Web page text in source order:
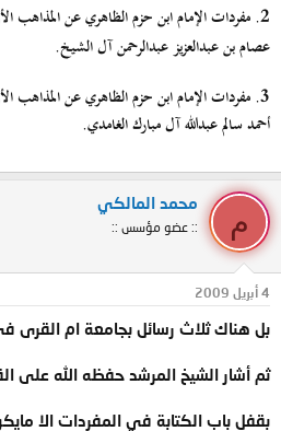
2. مفردات الإمام ابن حزم الظاهري عن المذاهب
عصام بن عبدالعزيز عبدالرحمن آل الشيخ.
3. مفردات الإمام ابن حزم الظاهري عن المذاهب
أحمد سالم عبدالله آل مبارك الغامدي.
م
محمد المالكي
:: عضو مؤسس ::
4 أبريل 2009
بل هناك ثلاث رسائل بجامعة ام
ثم أشار الشيخ المرشد حفظه الله على
بقفل باب الكتابة في المفردات الا